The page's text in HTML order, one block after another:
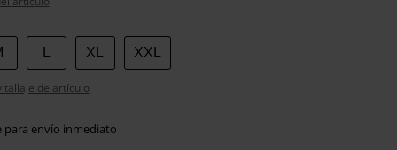
XL XXL
tallaje de artículo
para envío inmediato